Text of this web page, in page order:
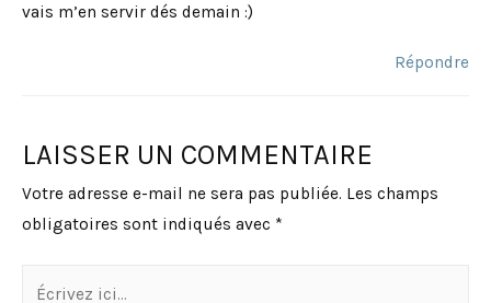
vais m’en servir dés demain :)
Répondre
LAISSER UN COMMENTAIRE
Votre adresse e-mail ne sera pas publiée. Les champs
obligatoires sont indiqués avec *
Écrivez